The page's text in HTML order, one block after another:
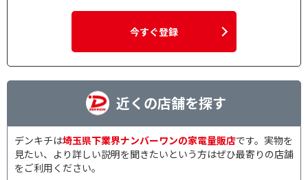
今すぐ登録
近くの店舗を探す
デンキチは埼玉県下業界ナンバーワンの家電量販店です。実物を
見たい、より詳しい説明を聞きたいという方はぜひ最寄りの店舗
をご利用ください。